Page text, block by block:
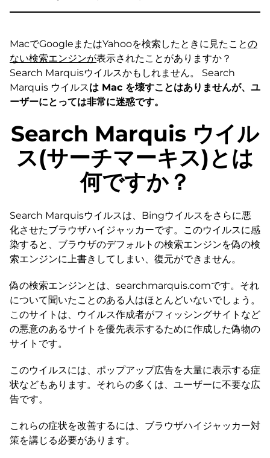
MacでGoogleまたはYahooを検索したときに見たことの
ない検索エンジンが表示されたことがありますか？
Search Marquisウイルスかもしれません。 Search
Marquis ウイルスは Mac を壊すことはありませんが、ユ
ーザーにとっては非常に迷惑です。
Search Marquis ウイル
ス(サーチマーキス)とは
何ですか？
Search Marquisウイルスは、Bingウイルスをさらに悪
化させたブラウザハイジャッカーです。このウイルスに感
染すると、ブラウザのデフォルトの検索エンジンを偽の検
索エンジンに上書きしてしまい、復元ができません。
偽の検索エンジンとは、searchmarquis.comです。それ
について聞いたことのある人はほとんどいないでしょう。
このサイトは、ウイルス作成者がフィッシングサイトなど
の悪意のあるサイトを優先表示するために作成した偽物の
サイトです。
このウイルスには、ポップアップ広告を大量に表示する症
状などもあります。それらの多くは、ユーザーに不要な広
告です。
これらの症状を改善するには、ブラウザハイジャッカー対
策を講じる必要があります。